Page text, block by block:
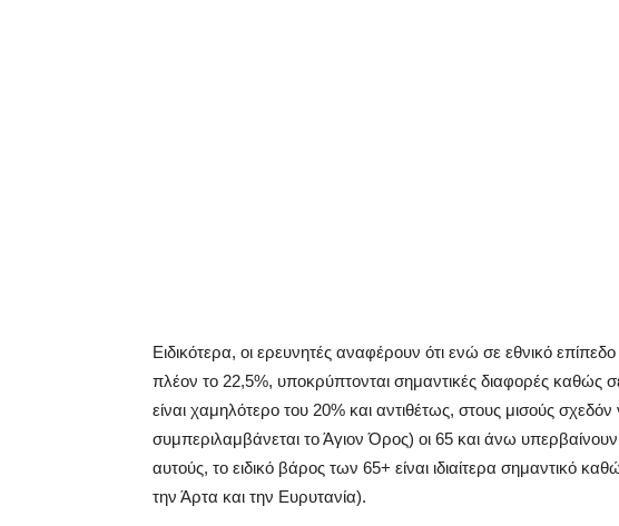
Ειδικότερα, οι ερευνητές αναφέρουν ότι ενώ σε εθνικό
πλέον το 22,5%, υποκρύπτονται σημαντικές διαφορές καθώς
είναι χαμηλότερο του 20% και αντιθέτως, στους μισούς
συμπεριλαμβάνεται το Άγιον Όρος) οι 65 και άνω
αυτούς, το ειδικό βάρος των 65+ είναι ιδιαίτερα σημαντικό
την Άρτα και την Ευρυτανία).